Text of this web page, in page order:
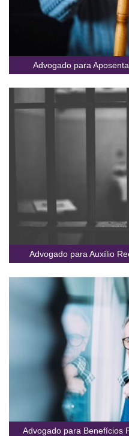
Advogado para
Advogado para Auxílio
Advogado para Benefícios